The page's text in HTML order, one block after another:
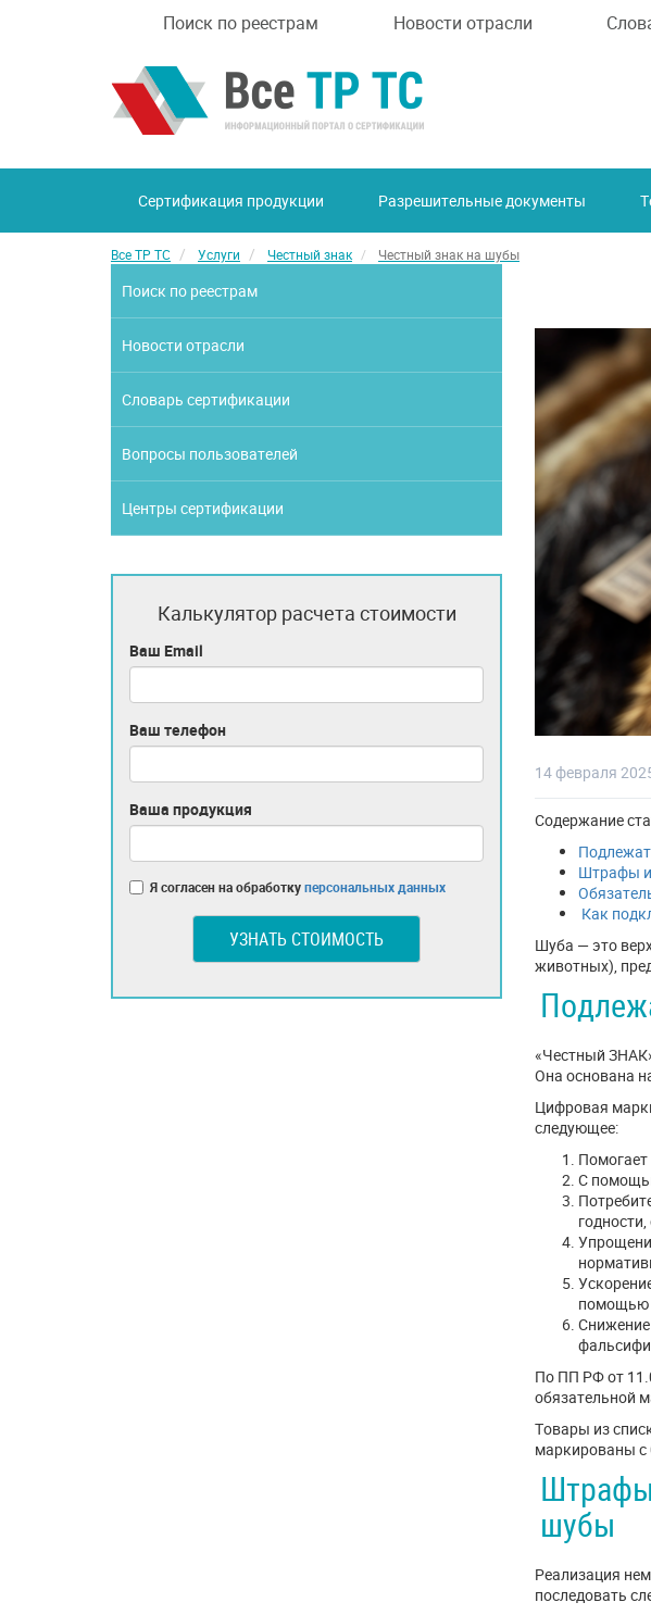
Поиск по реестрам Новости отрасли
Сертификация продукции Разрешительные документы
Все ТР ТС Услуги Честный знак Честный знак на шубы
14 февраля
Содержание
Штрафы и
Как
Шуба — это
животных),
«Честный
Она основана
Цифровая
следующее:
С
помощью
Снижение
По ПП РФ от
обязательной
Товары из
маркированы с
Штрафы
шубы
Реализация
последовать
Поиск по реестрам
Новости отрасли
Словарь сертификации
Вопросы пользователей
Центры сертификации
Калькулятор расчета стоимости
Ваш Email
Ваш телефон
Ваша продукция
Я согласен на обработкуперсональных данных
УЗНАТЬ СТОИМОСТЬ